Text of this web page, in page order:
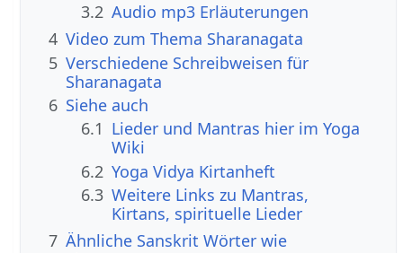
3.2 Audio mp3 Erläuterungen
4 Video zum Thema Sharanagata
5 Verschiedene Schreibweisen für
Sharanagata
6 Siehe auch
6.1 Lieder und Mantras hier im Yoga
Wiki
6.2 Yoga Vidya Kirtanheft
6.3 Weitere Links zu Mantras,
Kirtans, spirituelle Lieder
7 Ähnliche Sanskrit Wörter wie